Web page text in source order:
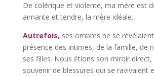
De colérique et violente, ma mère est
aimante et tendre, la mère idéale.
Autrefois, ses ombres ne se révélaient
présence des intimes, de la famille, de
ses filles. Nous étions son miroir
souvenir de blessures qui se ravivaient